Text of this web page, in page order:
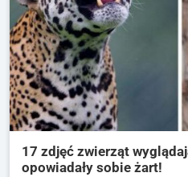
17 zdjęć zwierząt
opowiadały sobie żart!